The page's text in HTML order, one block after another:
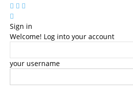
Sign in
Welcome! Log into your account
your username